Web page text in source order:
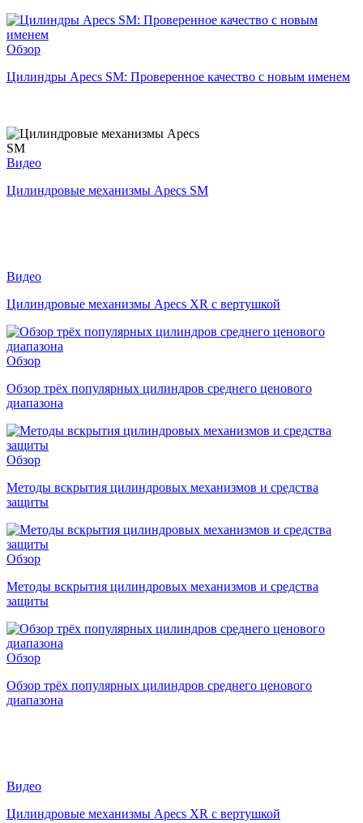
Обзор
Цилиндры Apecs SM: Проверенное качество с новым именем
Видео
Цилиндровые механизмы Apecs SM
Видео
Цилиндровые механизмы Apecs XR с вертушкой
Обзор
Обзор трёх популярных цилиндров среднего ценового
диапазона
Обзор
Методы вскрытия цилиндровых механизмов и средства
защиты
Обзор
Методы вскрытия цилиндровых механизмов и средства
защиты
Обзор
Обзор трёх популярных цилиндров среднего ценового
диапазона
Видео
Цилиндровые механизмы Apecs XR с вертушкой